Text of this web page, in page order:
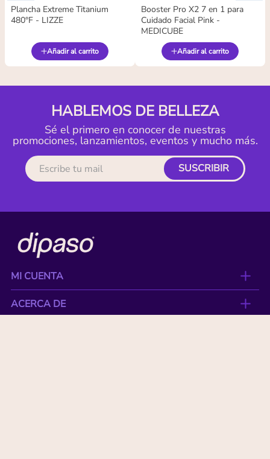
Plancha Extreme Titanium
480°F - LIZZE
Añadir al carrito
Booster Pro X2 7 en 1 para
Cuidado Facial Pink -
MEDICUBE
Añadir al carrito
HABLEMOS DE BELLEZA
Sé el primero en conocer de nuestras
promociones, lanzamientos, eventos y mucho más.
SUSCRIBIR
MI CUENTA
ACERCA DE